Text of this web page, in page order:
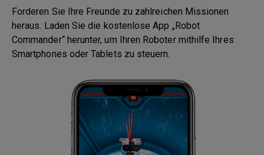
Forderen Sie Ihre Freunde zu zahlreichen Missionen
heraus. Laden Sie die kostenlose App „Robot
Commander“ herunter, um Ihren Roboter mithilfe Ihres
Smartphones oder Tablets zu steuern.